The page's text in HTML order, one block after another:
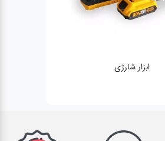
ژنراتور